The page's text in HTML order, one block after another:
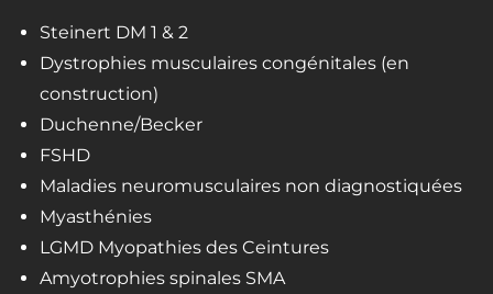
Steinert DM 1 & 2
Dystrophies musculaires congénitales (en
construction)
Duchenne/Becker
FSHD
Maladies neuromusculaires non diagnostiquées
Myasthénies
LGMD Myopathies des Ceintures
Amyotrophies spinales SMA